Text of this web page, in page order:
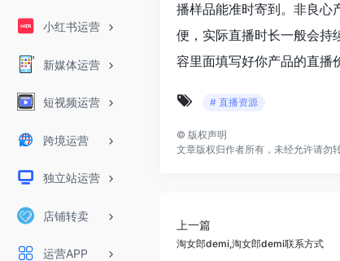
小红书运营
新媒体运营
短视频运营
跨境运营
独立站运营
店铺转卖
运营APP
播样品能准时寄到。非良心
便，实际直播时长一般会
容里面填写好你产品的直播
# 直播资源
© 版权声明
文章版权归作者所有，未经允许请勿转
上一篇
淘女郎demi,淘女郎demi联系方式